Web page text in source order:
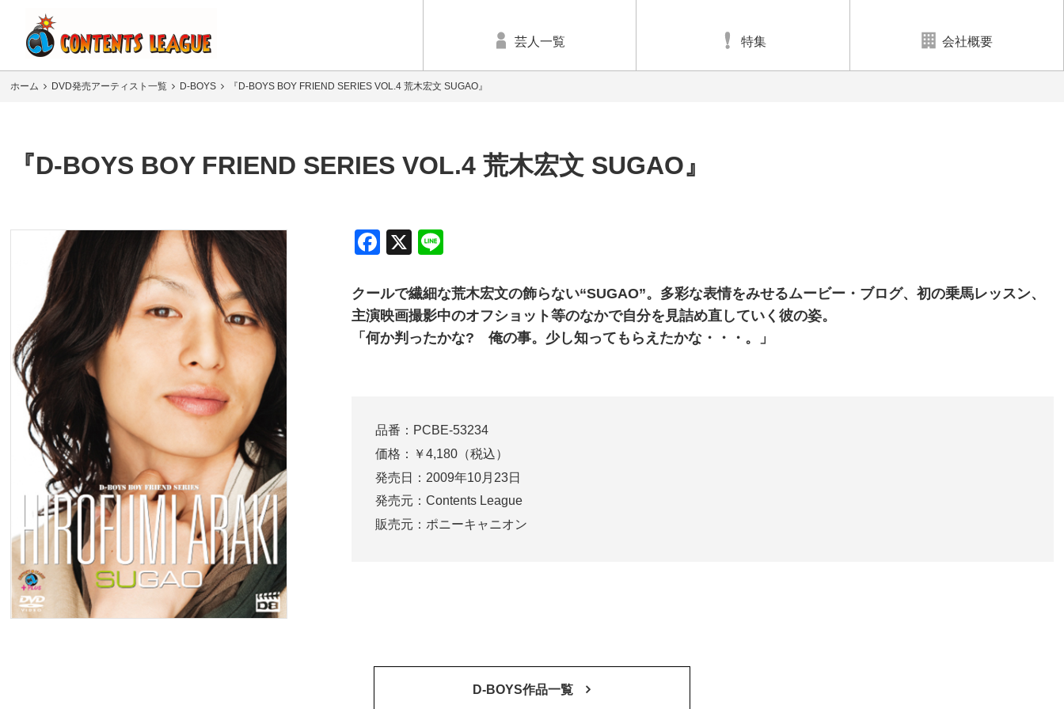
芸人一覧 特集 会社概要
ホーム DVD発売アーティスト一覧 D-BOYS 『D-BOYS BOY FRIEND SERIES VOL.4 荒木宏文 SUGAO』
『D-BOYS BOY FRIEND SERIES VOL.4 荒木宏文 SUGAO』
Facebook
X
クールで繊細な荒木宏文の飾らない“SUGAO”。多彩な表情をみせるムービー・ブログ、初の乗馬レッスン、
主演映画撮影中のオフショット等のなかで自分を見詰め直していく彼の姿。
「何か判ったかな? 俺の事。少し知ってもらえたかな・・・。」
品番：PCBE-53234
価格：￥4,180（税込）
発売日：2009年10月23日
発売元：Contents League
販売元：ポニーキャニオン
D-BOYS作品一覧